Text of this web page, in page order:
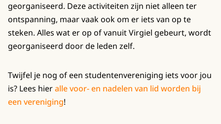
georganiseerd. Deze activiteiten zijn niet alleen ter
ontspanning, maar vaak ook om er iets van op te
steken. Alles wat er op of vanuit Virgiel gebeurt, wordt
georganiseerd door de leden zelf.
Twijfel je nog of een studentenvereniging iets voor jou
is? Lees hieralle voor- en nadelen van lid worden bij
een vereniging!